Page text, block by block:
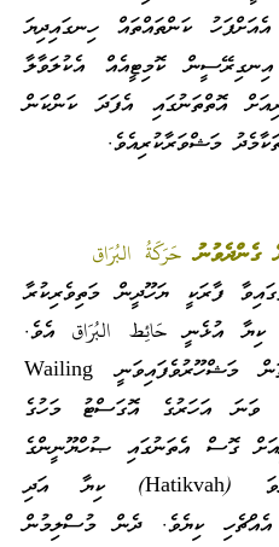
ކަންތައްތައް ހިނގައިދިޔަ
އިނގިރޭސީން ކޮމިޓީއެއް އެކުލަވާލާ
އޮތްތަނުގައި އެފަދަ ކަންކަން
މަޝްވަރާކުރިއެވެ.
ފާރަކީ ޔަހޫދީން މަތިވެރިކުރާ
އުޅެނީ حَائِط البُرَاق އެވެ.
ހުޅަނގުގެ ޤައުމުތަކުގައި އެ ތަން މަޝްހޫރުވެފައިވަނީ Wailing
Wall ގެ ނަމުންނެވެ. 1929 ވަނަ އަހަރުގެ އޮގަސްޓު މަހުގެ
ގޮސް އެތަނުގައި ޞުހްޔޫނީންގެ
ދިދަ ނަގާ، އެބައިމީހުން ލަވަ (Hatikvah) ކިޔާ އަދި
ކިޔެވެ. ދެން މުސްލިމުން